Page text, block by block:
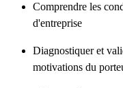
Comprendre les
d'entreprise
Diagnostiquer et
motivations du